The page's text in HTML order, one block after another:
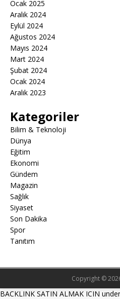
Ocak 2025
Aralık 2024
Eylül 2024
Ağustos 2024
Mayıs 2024
Mart 2024
Şubat 2024
Ocak 2024
Aralık 2023
Kategoriler
Bilim & Teknoloji
Dünya
Eğitim
Ekonomi
Gündem
Magazin
Sağlık
Siyaset
Son Dakika
Spor
Tanıtım
Copyright ©
BACKLINK SATIN ALMAK ICIN